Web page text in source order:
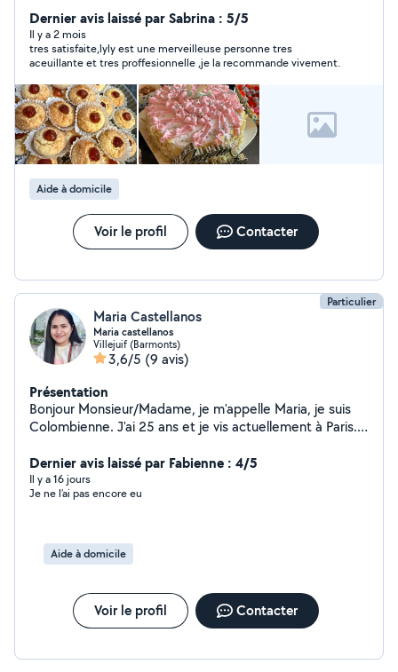
à me contacter.
Dernier avis laissé par Sabrina : 5/5
Il y a 2 mois
tres satisfaite,lyly est une merveilleuse personne tres
aceuillante et tres proffesionnelle ,je la recommande vivement.
Aide à domicile
Voir le profil Contacter
Particulier
Maria Castellanos
Maria castellanos
Villejuif (Barmonts)
3,6/5 (9 avis)
Présentation
Bonjour Monsieur/Madame, je m'appelle Maria, je suis
Colombienne. J'ai 25 ans et je vis actuellement à Paris.
dans la petite enfance et je suis infirmière diplômée en
Colombie. J'ai travaillé aux urgences hospitalières et j'ai
également de l'expérience dans les soins aux personnes
Dernier avis laissé par Fabienne : 4/5
Il y a 16 jours
Je ne l’ai pas encore eu
Aide à domicile
Voir le profil Contacter